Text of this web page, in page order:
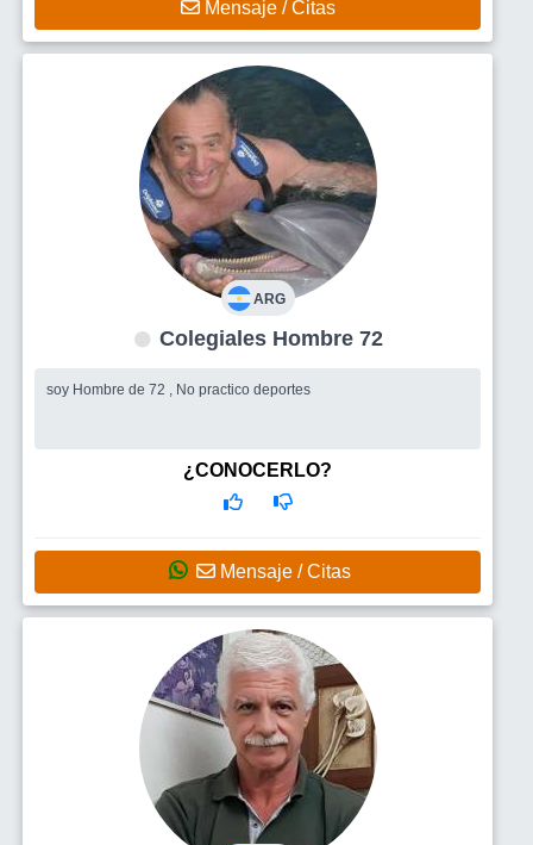
Mensaje / Citas
ARG
Colegiales Hombre 72
soy Hombre de 72 , No practico deportes
¿CONOCERLO?
Mensaje / Citas